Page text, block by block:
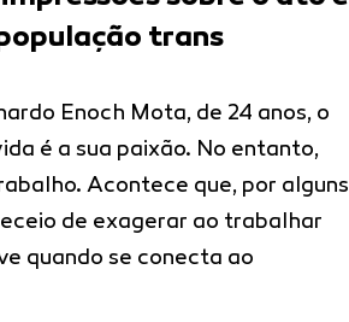
trans
Enoch Mota, de 24 anos, o
é a sua paixão. No entanto,
Acontece que, por alguns
de exagerar ao trabalhar
quando se conecta ao